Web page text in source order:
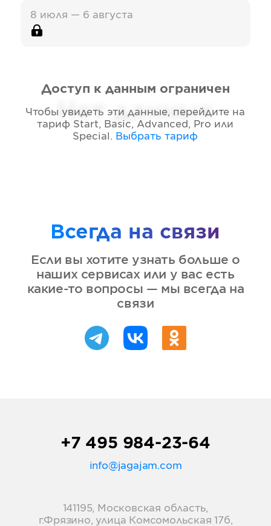
8 июля — 6 августа
Нет данных
Доступ к данным ограничен
Чтобы увидеть эти данные, перейдите на
тариф Start, Basic, Advanced, Pro или
Special . Выбрать тариф
Всегда на связи
Если вы хотите узнать больше о
наших сервисах или у вас есть
какие-то вопросы — мы всегда на
связи
+7 495 984-23-64
info@jagajam.com
141195, Московская область,
г.Фрязино, улица Комсомольская 17б,